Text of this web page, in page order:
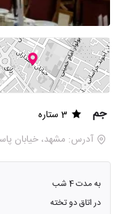
جم
3 ستاره
آدرس: مشهد، خیابان
به مدت 4 شب
در اتاق دو تخته